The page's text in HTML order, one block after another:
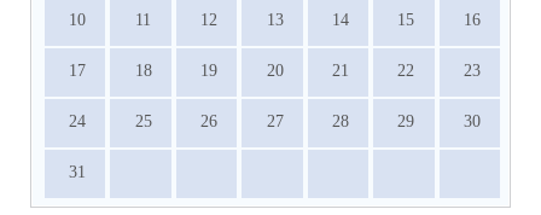
10 11 12 13 14 15 16
17 18 19 20 21 22 23
24 25 26 27 28 29 30
31